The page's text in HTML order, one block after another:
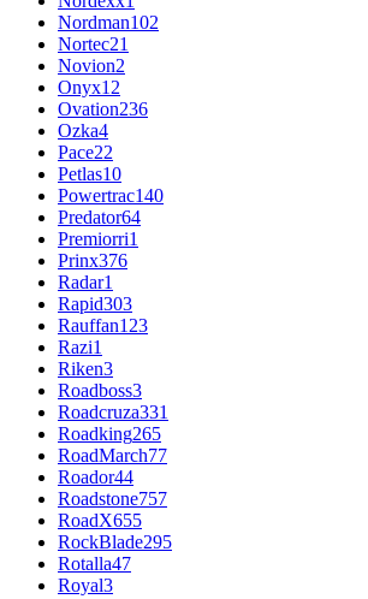
Nordman102
Nortec21
Novion2
Onyx12
Ovation236
Ozka4
Pace22
Petlas10
Powertrac140
Predator64
Premiorri1
Prinx376
Radar1
Rapid303
Rauffan123
Razi1
Riken3
Roadboss3
Roadcruza331
Roadking265
RoadMarch77
Roador44
Roadstone757
RoadX655
RockBlade295
Rotalla47
Royal3